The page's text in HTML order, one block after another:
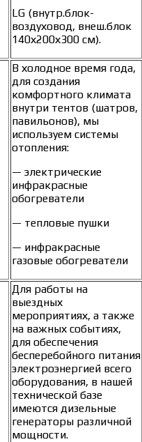
LG (внутр.блок-
воздуховод, внеш.блок
140х200х300 см).
В холодное время года,
для создания
комфортного климата
внутри тентов (шатров,
павильонов), мы
используем системы
отопления:
— электрические
инфракрасные
обогреватели
— тепловые пушки
— инфракрасные
газовые обогреватели
Для работы на
выездных
мероприятиях, а также
на важных событиях,
для обеспечения
бесперебойного питания
электроэнергией всего
оборудования, в нашей
технической базе
имеются дизельные
генераторы различной
мощности.